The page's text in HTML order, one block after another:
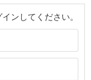
ンしてください。